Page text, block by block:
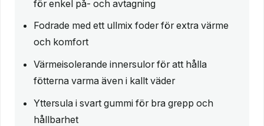
för enkel på- och avtagning
Fodrade med ett ullmix foder för extra värme
och komfort
Värmeisolerande innersulor för att hålla
fötterna varma även i kallt väder
Yttersula i svart gummi för bra grepp och
hållbarhet